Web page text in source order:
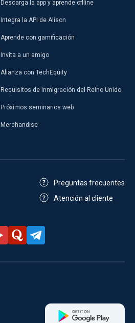
Descarga la app y aprende offline
Integra la API de Alison
Aprende con gamificación
Invita a un amigo
Alianza con TechEquity
Requisitos de Inmigración del Reino Unido
Próximos seminarios web
Merchandise
Preguntas frecuentes
Atención al cliente